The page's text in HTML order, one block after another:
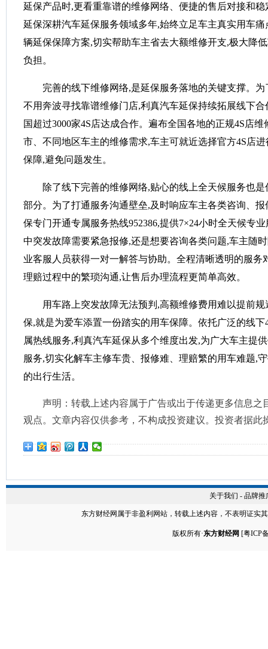
延保产品时,更看重靠谱的维修网络、便捷的售后对接和
延保深耕汽车延保服务领域多年,始终立足车主真实用车
辆延保保障方案,切实帮助车主省去大额维修开支,极大降
负担。
完善的线下维修网络,是延保服务落地的关键支撑。
不用奔波寻找靠谱维修门店,利真汽车延保持续拓展线下
国超过3000家4S店达成合作。遍布全国各地的正规4S店
市、不同地区车主的维修需求,车主可就近选择官方4S店
保障,避免问题发生。
除了线下完善的维修网络,贴心的线上全天候服务也
部分。为了打通服务沟通壁垒,及时响应车主各类咨询、
保专门开通专属服务热线952386,提供7×24小时全天候专
中突发故障需要紧急报修,还是想要咨询各类问题,车主随
业客服人员获得一对一解答与协助。全程清晰透明的服务
理赔过程中的繁琐沟通,让售后办理流程更简单高效。
用车路上突发故障无法预判,高额维修费用难以提前
保,就是为爱车添置一份踏实的用车保障。依托广泛的线
属热线服务,利真汽车延保从多个维度出发,为广大车主提
服务,切实化解车主修车贵、报修难、理赔繁的用车难题,
的出行生活。
声明：转载上述内容属于广告或出于传递更多信息之
观点。文章内容仅供参考，不构成投资建议。投资者据此
关于我们 - 品牌推
东方财经网 属于非盈利网站，转载上述内容，不表明证实
版权所有·东方财经网 [粤ICP